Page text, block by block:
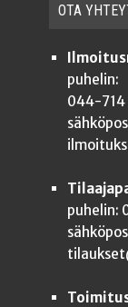
OTA
puhelin:
044-714
puhelin: